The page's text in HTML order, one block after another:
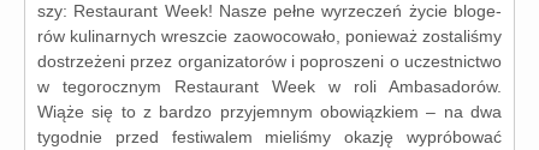
szy: Restaurant Week! Nasze peł­ne wyrze­czeń życie blo­ge­
rów kuli­nar­nych wresz­cie zaowo­co­wa­ło, ponie­waż zosta­li­śmy
dostrze­że­ni przez orga­ni­za­to­rów i popro­sze­ni o uczest­nic­two
w tego­rocz­nym Restaurant Week w roli Ambasadorów.
Wiąże się to z bar­dzo przy­jem­nym obo­wiąz­kiem – na dwa
tygo­dnie przed festi­wa­lem mie­li­śmy oka­zję wypró­bo­wać